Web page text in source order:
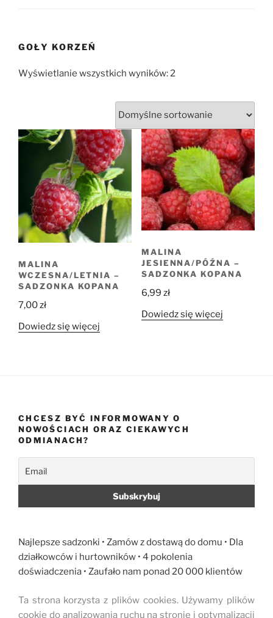
GOŁY KORZEŃ
Wyświetlanie wszystkich wyników: 2
MALINA
WCZESNA/LETNIA –
SADZONKA KOPANA
7,00zł
Dowiedz się więcej
MALINA
JESIENNA/PÓŹNA –
SADZONKA KOPANA
6,99 zł
Dowiedz się więcej
CHCESZ BYĆ INFORMOWANY O
NOWOŚCIACH ORAZ CIEKAWYCH
ODMIANACH?
Najlepsze sadzonki • Zamów z dostawą do domu • Dla
działkowców i hurtowników • 4 pokolenia
doświadczenia • Zaufało nam ponad 20 000 klientów
Ta strona korzysta z plików cookies. Używamy plików
cookie do analizowania ruchu na stronie i optymalizacji